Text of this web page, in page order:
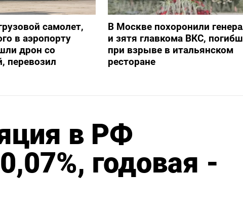
самолет,
в аэропорту
дрон со
перевозил
В Москве похоронили
и зятя главкома ВКС,
при взрыве в итальянском
ресторане
в РФ
годовая -